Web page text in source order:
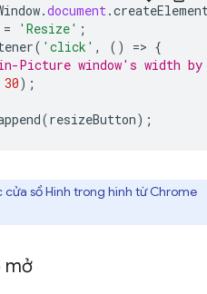
.document .
= 'Resize' ;
( 'click' , () => {
Picture window's width by
30);
(resizeButton);
cửa sổ Hình trong hình từ Chrome
mở